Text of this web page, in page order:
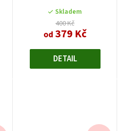
Skladem
400 Kč
od 379 Kč
DETAIL